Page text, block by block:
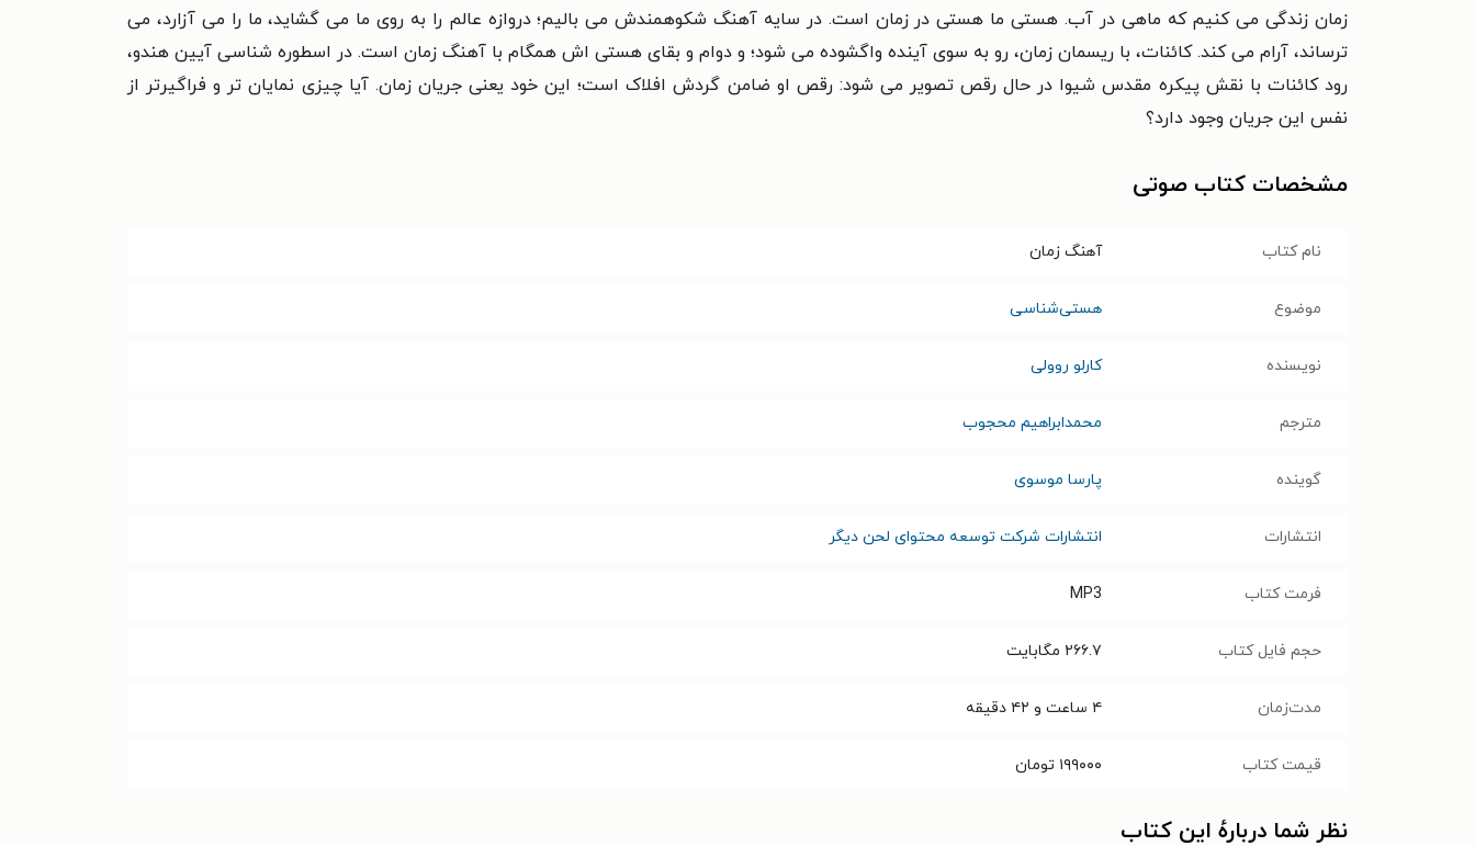
زمان زندگی می کنیم که ماهی در آب. هستی ما هستی در زمان است. در سایه آهنگ شکوهمندش می بالیم؛ دروازه عالم را به روی ما می گشاید، ما را می آزارد، می
ترساند، آرام می کند. کائنات، با ریسمان زمان، رو به سوی آینده واگشوده می شود؛ و دوام و بقای هستی اش همگام با آهنگ زمان است. در اسطوره شناسی آیین هندو،
رود کائنات با نقش پیکره مقدس شیوا در حال رقص تصویر می شود: رقص او ضامن گردش افلاک است؛ این خود یعنی جریان زمان. آیا چیزی نمایان تر و فراگیرتر از
نفس این جریان وجود دارد؟
مشخصات کتاب صوتی
نام کتاب آهنگ زمان
موضوع هستی‌شناسی
نویسنده کارلو روولی
مترجم محمدابراهیم محجوب
گوینده پارسا موسوی
انتشارات انتشارات شرکت توسعه محتوای لحن دیگر
فرمت کتاب MP3
حجم فایل کتاب ۲۶۶.۷ مگابایت
مدت‌زمان ۴ ساعت و ۴۲ دقیقه
قیمت کتاب ۱۹۹۰۰۰ تومان
نظر شما دربارهٔ این کتاب